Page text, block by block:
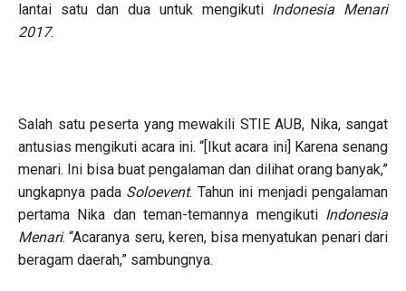
lantai satu dan dua untuk mengikuti Indonesia Menari
2017.
Salah satu peserta yang mewakili STIE AUB, Nika, sangat
antusias mengikuti acara ini. “[Ikut acara ini] Karena senang
menari. Ini bisa buat pengalaman dan dilihat orang banyak,”
ungkapnya pada Soloevent. Tahun ini menjadi pengalaman
pertama Nika dan teman-temannya mengikuti Indonesia
Menari. “Acaranya seru, keren, bisa menyatukan penari dari
beragam daerah,” sambungnya.